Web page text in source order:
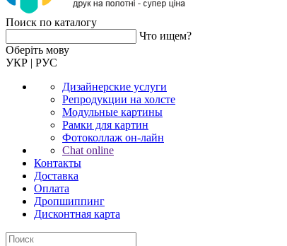
Поиск по каталогу
Что ищем?
Оберiть мову
УКР | РУС
Дизайнерские услуги
Репродукции на холсте
Модульные картины
Рамки для картин
Фотоколлаж он-лайн
Chat online
Контакты
Доставка
Оплата
Дропшиппинг
Дисконтная карта